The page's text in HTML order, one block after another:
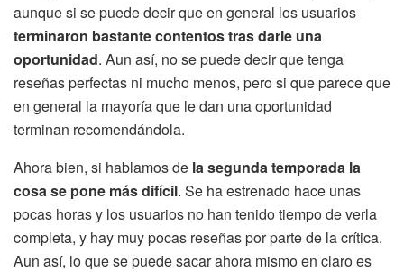
aunque si se puede decir que en general los usuarios
terminaron bastante contentos tras darle una
oportunidad. Aun así, no se puede decir que tenga
reseñas perfectas ni mucho menos, pero si que parece que
en general la mayoría que le dan una oportunidad
terminan recomendándola.
Ahora bien, si hablamos de la segunda temporada la
cosa se pone másdifícil. Se ha estrenado hace unas
pocas horas y los usuarios no han tenido tiempo de verla
completa, y hay muy pocas reseñas por parte de la crítica.
Aun así, lo que se puede sacar ahora mismo en claro es